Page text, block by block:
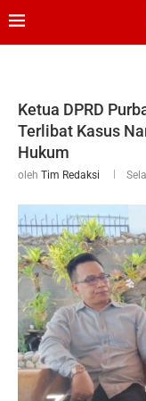
Ketua DPRD
Terlibat Kasus
Hukum
oleh Tim Redaksi